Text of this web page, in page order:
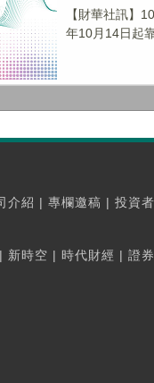
【財華社訊】
年10月14日起
介紹 | 專欄邀稿 | 投資
| 新時空 | 時代財經 | 證